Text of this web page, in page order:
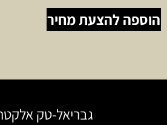
הוספה להצעת מחיר
גבריאל-טק